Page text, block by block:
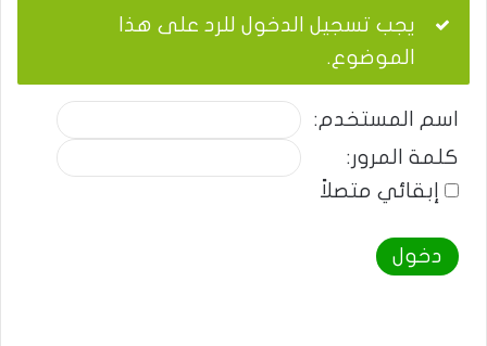
يجب تسجيل الدخول للرد على هذا
الموضوع.
اسم المستخدم:
كلمة المرور:
إبقائي متصلاً
دخول